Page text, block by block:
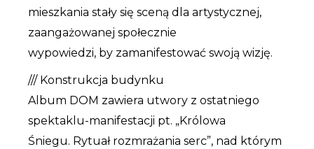
mieszkania stały się sceną dla artystycznej,
zaangażowanej społecznie
wypowiedzi, by zamanifestować swoją wizję.
/// Konstrukcja budynku
Album DOM zawiera utwory z ostatniego
spektaklu-manifestacji pt. „Królowa
Śniegu. Rytuał rozmrażania serc”, nad którym